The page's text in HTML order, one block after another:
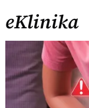
eKlinika